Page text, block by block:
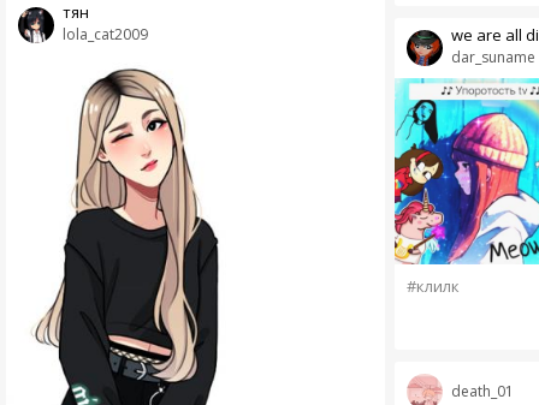
lola_cat2009
тян
dar_suname
we are all
#клилк
death_01